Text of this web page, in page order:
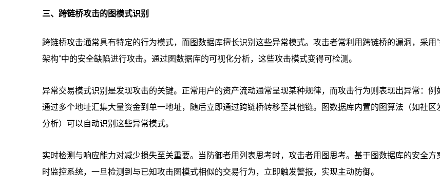
三、跨链桥攻击的图模式识别
跨链桥攻击通常具有特定的行为模式，而图数据库擅长识别这些异常模式。攻击者常利用跨链桥的漏洞，采用
架构”中的安全缺陷进行攻击。通过图数据库的可视化分析，这些攻击模式变得可检测。
异常交易模式识别是发现攻击的关键。正常用户的资产流动通常呈现某种规律，而攻击行为则表现出异常：例
通过多个地址汇集大量资金到单一地址，随后立即通过跨链桥转移至其他链。图数据库内置的图算法（如社区
分析）可以自动识别这些异常模式。
实时检测与响应能力对减少损失至关重要。当防御者用列表思考时，攻击者用图思考。基于图数据库的安全方
时监控系统，一旦检测到与已知攻击图模式相似的交易行为，立即触发警报，实现主动防御。